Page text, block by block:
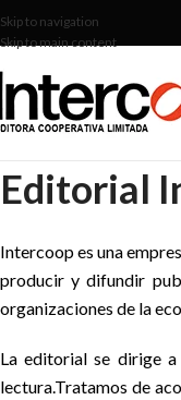
Skip to navigation
Skip to main content
Editorial
Intercoop es una
producir y difundir
organizaciones de la
La editorial se dirige
lectura.Tratamos de